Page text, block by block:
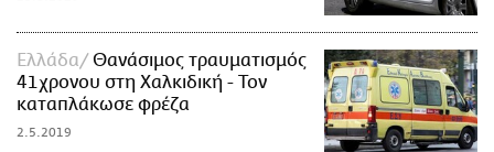
Ελλάδα
Θανάσιμος τραυματισμός
41χρονου στη Χαλκιδική - Τον
καταπλάκωσε φρέζα
2.5.2019